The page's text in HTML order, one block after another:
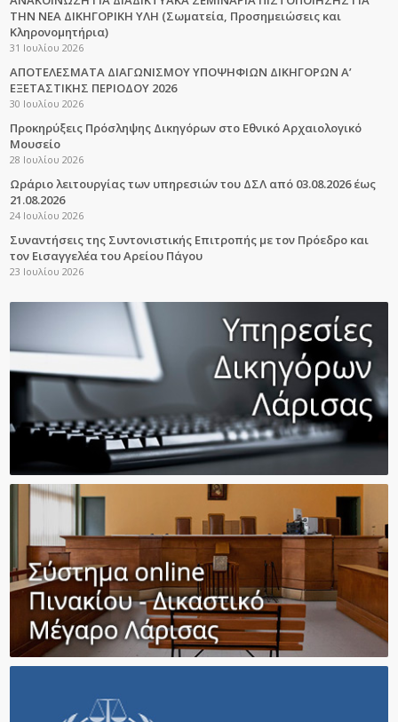
ΤΗΝ ΝΕΑ ΔΙΚΗΓΟΡΙΚΗ ΥΛΗ (Σωματεία, Προσημειώσεις και
Κληρονομητήρια)
31 Ιουλίου 2026
ΑΠΟΤΕΛΕΣΜΑΤΑ ΔΙΑΓΩΝΙΣΜΟΥ ΥΠΟΨΗΦΙΩΝ ΔΙΚΗΓΟΡΩΝ Α’
ΕΞΕΤΑΣΤΙΚΗΣ ΠΕΡΙΟΔΟΥ 2026
30 Ιουλίου 2026
Προκηρύξεις Πρόσληψης Δικηγόρων στο Εθνικό Αρχαιολογικό
Μουσείο
28 Ιουλίου 2026
Ωράριο λειτουργίας των υπηρεσιών του ΔΣΛ από 03.08.2026 έως
21.08.2026
24 Ιουλίου 2026
Συναντήσεις της Συντονιστικής Επιτροπής με τον Πρόεδρο και
τον Εισαγγελέα του Αρείου Πάγου
23 Ιουλίου 2026